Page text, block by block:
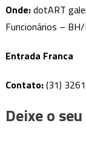
Onde:dotART
Funcionários – BH/
Entrada Franca
Contato:(31)
Deixe o